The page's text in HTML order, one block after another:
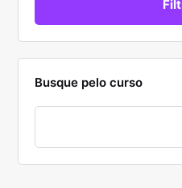
Busque pelo curso